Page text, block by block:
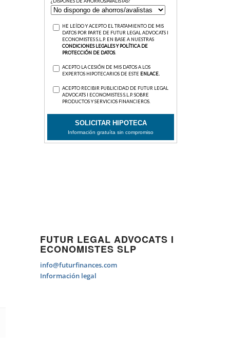
FUTUR LEGAL ADVOCATS I
ECONOMISTES SLP
info@futurfinances.com
Información legal